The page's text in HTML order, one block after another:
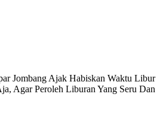
Jombang Ajak Habiskan Waktu Libur
Agar Peroleh Liburan Yang Seru Dan